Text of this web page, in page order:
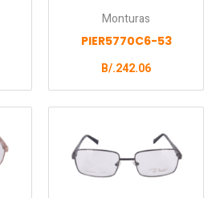
Monturas
PIER5770C6-53
B/.242.06